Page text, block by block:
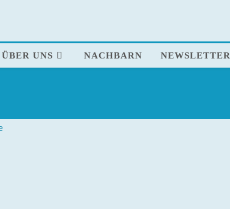
ÜBER UNS NACHBARN NEWSLETTER